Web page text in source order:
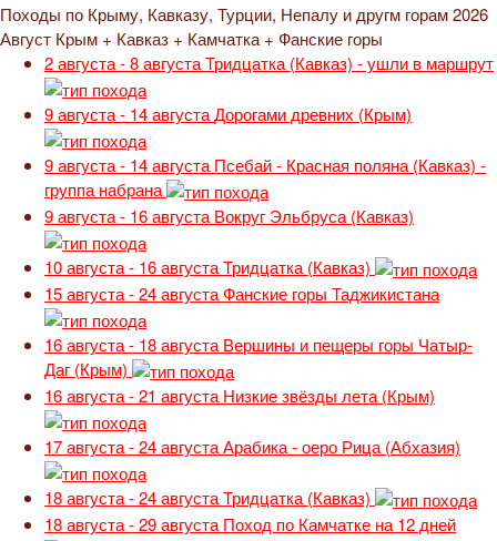
Походы по Крыму, Кавказу, Турции, Непалу и другм горам 2026
Август Крым + Кавказ + Камчатка + Фанские горы
2 августа - 8 августаТридцатка (Кавказ) - ушли в маршрут
9 августа - 14 августаДорогами древних (Крым)
9 августа - 14 августа Псебай - Красная поляна (Кавказ) -
группа набрана
9 августа - 16 августа Вокруг Эльбруса (Кавказ)
10 августа - 16 августаТридцатка (Кавказ)
15 августа - 24 августаФанские горы Таджикистана
16 августа - 18 августа Вершины и пещеры горы Чатыр-
Даг (Крым)
16 августа - 21 августа Низкие звёзды лета (Крым)
17 августа - 24 августаАрабика - оеро Рица (Абхазия)
18 августа - 24 августаТридцатка (Кавказ)
18 августа - 29 августа Поход по Камчатке на 12 дней